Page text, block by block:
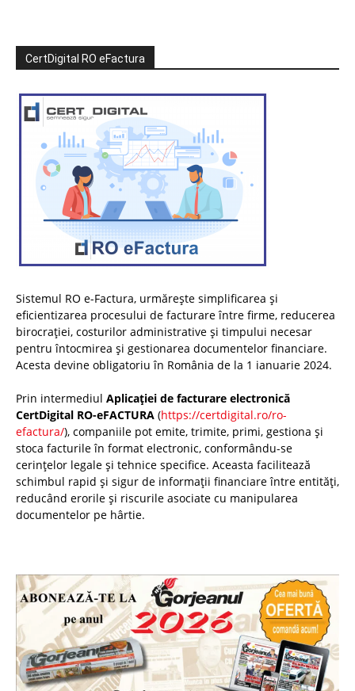
CertDigital RO eFactura
Sistemul RO e-Factura, urmărește simplificarea și
eficientizarea procesului de facturare între firme, reducerea
birocrației, costurilor administrative și timpului necesar
pentru întocmirea și gestionarea documentelor financiare.
Acesta devine obligatoriu în România de la 1 ianuarie 2024.
Prin intermediul Aplicației de facturare electronică
CertDigital RO-eFACTURA (https://certdigital.ro/ro-
efactura/), companiile pot emite, trimite, primi, gestiona și
stoca facturile în format electronic, conformându-se
cerințelor legale și tehnice specifice. Aceasta facilitează
schimbul rapid și sigur de informații financiare între entități,
reducând erorile și riscurile asociate cu manipularea
documentelor pe hârtie.